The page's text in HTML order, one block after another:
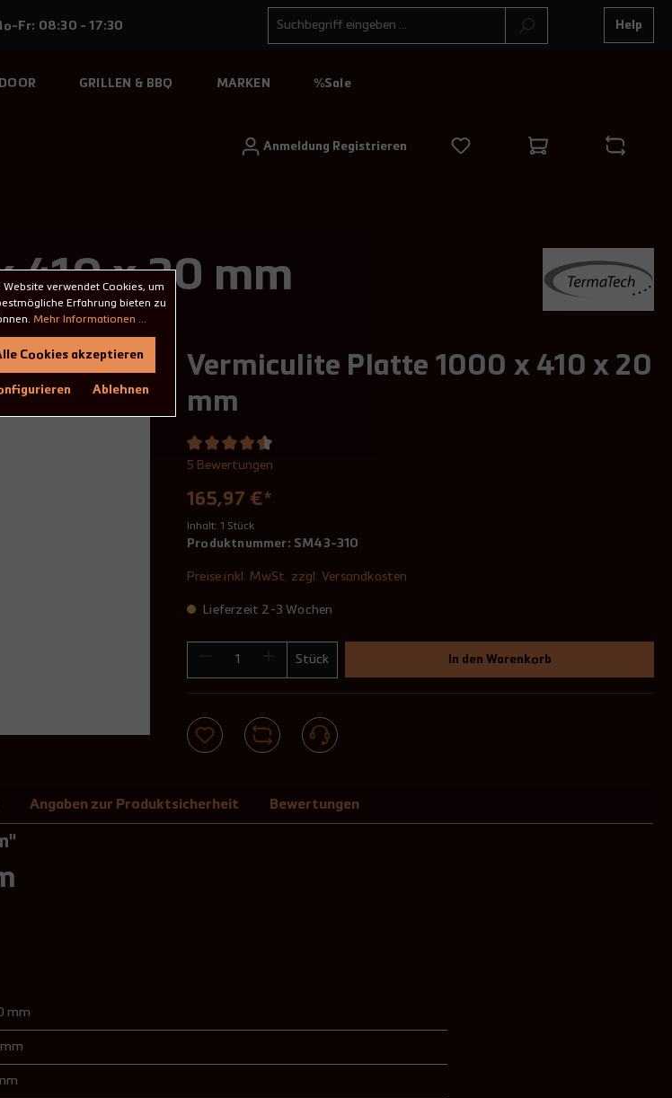
Fr: 08:30 - 17:30 Help
GRILLEN & BBQ MARKEN %Sale
Anmeldung Registrieren
410 x 20 mm
Vermiculite Platte 1000 x 410 x 20
mm
5 Bewertungen
165,97 €*
Inhalt: 1 Stück
Produktnummer: SM43-310
Preise inkl. MwSt. zzgl. Versandkosten
Lieferzeit 2-3 Wochen
Stück In den Warenkorb
Angaben zur Produktsicherheit Bewertungen
mm
Website verwendet Cookies, um
Erfahrung bieten zu
Mehr Informationen ...
Ablehnen
Cookies akzeptieren